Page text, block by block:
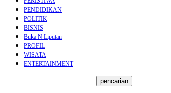
PENDIDIKAN
POLITIK
BISNIS
Buka N Liputan
PROFIL
WISATA
ENTERTAINMENT